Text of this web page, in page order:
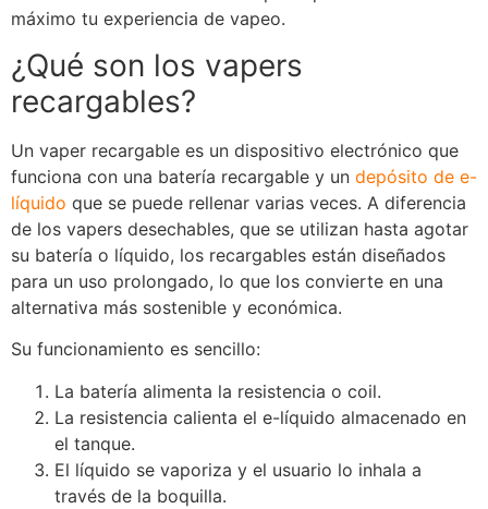
máximo tu experiencia de vapeo.
¿Qué son los vapers
recargables?
Un vaper recargable es un dispositivo electrónico que
funciona con una batería recargable y un depósito de e-
líquido que se puede rellenar varias veces. A diferencia
de los vapers desechables, que se utilizan hasta agotar
su batería o líquido, los recargables están diseñados
para un uso prolongado, lo que los convierte en una
alternativa más sostenible y económica.
Su funcionamiento es sencillo:
La batería alimenta la resistencia o coil.
La resistencia calienta el e-líquido almacenado en
el tanque.
El líquido se vaporiza y el usuario lo inhala a
través de la boquilla.